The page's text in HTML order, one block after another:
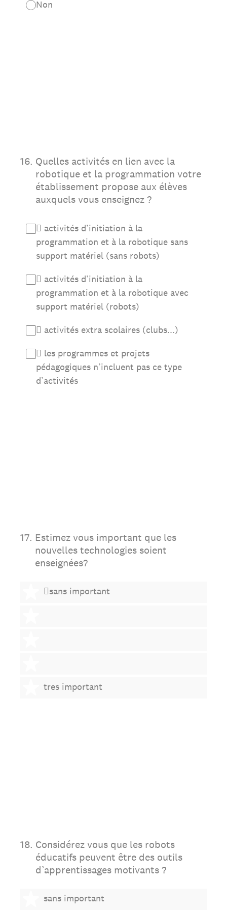
Non
16. Quelles activités en lien avec la
robotique et la programmation votre
établissement propose aux élèves
auxquels vous enseignez ?
 activités d’initiation à la
programmation et à la robotique sans
support matériel (sans robots)
 activités d’initiation à la
programmation et à la robotique avec
support matériel (robots)
 activités extra scolaires (clubs...)
 les programmes et projets
pédagogiques n’incluent pas ce type
d’activités
17. Estimez vous important que les
nouvelles technologies soient
enseignées?
sans important
1 étoile
tres important
5 étoiles
18. Considérez vous que les robots
éducatifs peuvent être des outils
d’apprentissages motivants ?
sans important
1 étoile